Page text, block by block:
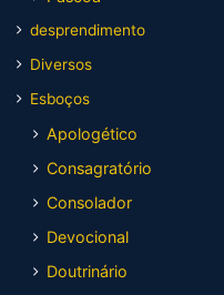
desprendimento
Diversos
Esboços
Apologético
Consagratório
Consolador
Devocional
Doutrinário